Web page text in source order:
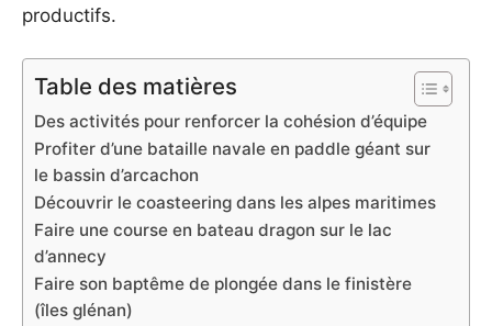
productifs.
Table des matières
Des activités pour renforcer la cohésion d’équipe
Profiter d’une bataille navale en paddle géant sur
le bassin d’arcachon
Découvrir le coasteering dans les alpes maritimes
Faire une course en bateau dragon sur le lac
d’annecy
Faire son baptême de plongée dans le finistère
(îles glénan)